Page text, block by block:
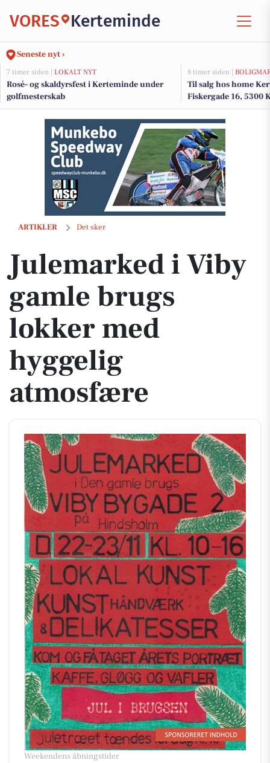
VORES Kerteminde
Seneste nyt ›
7 timer siden | LOKALT NYT
Rosé- og skaldyrsfest i Kerteminde under
golfmesterskab
8 timer siden |
Til salg hos home
Fiskergade 16, 5300
ARTIKLER Det sker
Julemarked i Viby gamle brugs lokker med hyggelig atmosfære
Julemarked i Viby
gamle brugs
lokker med
hyggelig
atmosfære
Weekendens åbningstider